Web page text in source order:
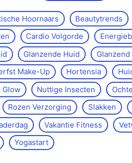
Hoornaars Beautytrends
Cardio Volgorde
Glanzende Huid Glanzend
Make-Up Hortensia
Glow Nuttige Insecten
Rozen Verzorging Slakken
Vakantie Fitness
Yoga­start